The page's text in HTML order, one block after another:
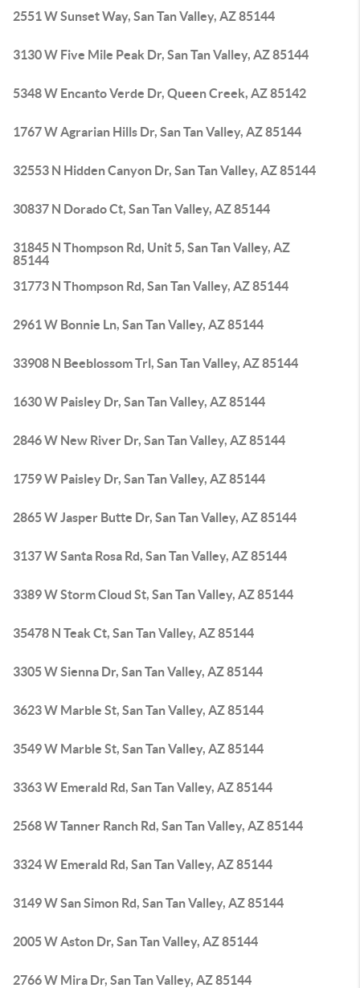
2551 W Sunset Way, San Tan Valley, AZ 85144
3130 W Five Mile Peak Dr, San Tan Valley, AZ 85144
5348 W Encanto Verde Dr, Queen Creek, AZ 85142
1767 W Agrarian Hills Dr, San Tan Valley, AZ 85144
32553 N Hidden Canyon Dr, San Tan Valley, AZ 85144
30837 N Dorado Ct, San Tan Valley, AZ 85144
31845 N Thompson Rd, Unit 5, San Tan Valley, AZ
85144
31773 N Thompson Rd, San Tan Valley, AZ 85144
2961 W Bonnie Ln, San Tan Valley, AZ 85144
33908 N Beeblossom Trl, San Tan Valley, AZ 85144
1630 W Paisley Dr, San Tan Valley, AZ 85144
2846 W New River Dr, San Tan Valley, AZ 85144
1759 W Paisley Dr, San Tan Valley, AZ 85144
2865 W Jasper Butte Dr, San Tan Valley, AZ 85144
3137 W Santa Rosa Rd, San Tan Valley, AZ 85144
3389 W Storm Cloud St, San Tan Valley, AZ 85144
35478 N Teak Ct, San Tan Valley, AZ 85144
3305 W Sienna Dr, San Tan Valley, AZ 85144
3623 W Marble St, San Tan Valley, AZ 85144
3549 W Marble St, San Tan Valley, AZ 85144
3363 W Emerald Rd, San Tan Valley, AZ 85144
2568 W Tanner Ranch Rd, San Tan Valley, AZ 85144
3324 W Emerald Rd, San Tan Valley, AZ 85144
3149 W San Simon Rd, San Tan Valley, AZ 85144
2005 W Aston Dr, San Tan Valley, AZ 85144
2766 W Mira Dr, San Tan Valley, AZ 85144